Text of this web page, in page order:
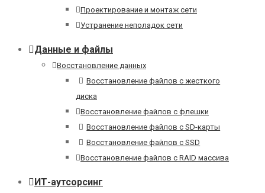
Проектирование и монтаж сети
Устранение неполадок сети
Данные и файлы
Восстановление данных
Восстановление файлов с жесткого
диска
Восстановление файлов с флешки
Восстановление файлов с SD-карты
Восстановление файлов с SSD
Восстановление файлов с RAID массива
ИТ-аутсорсинг